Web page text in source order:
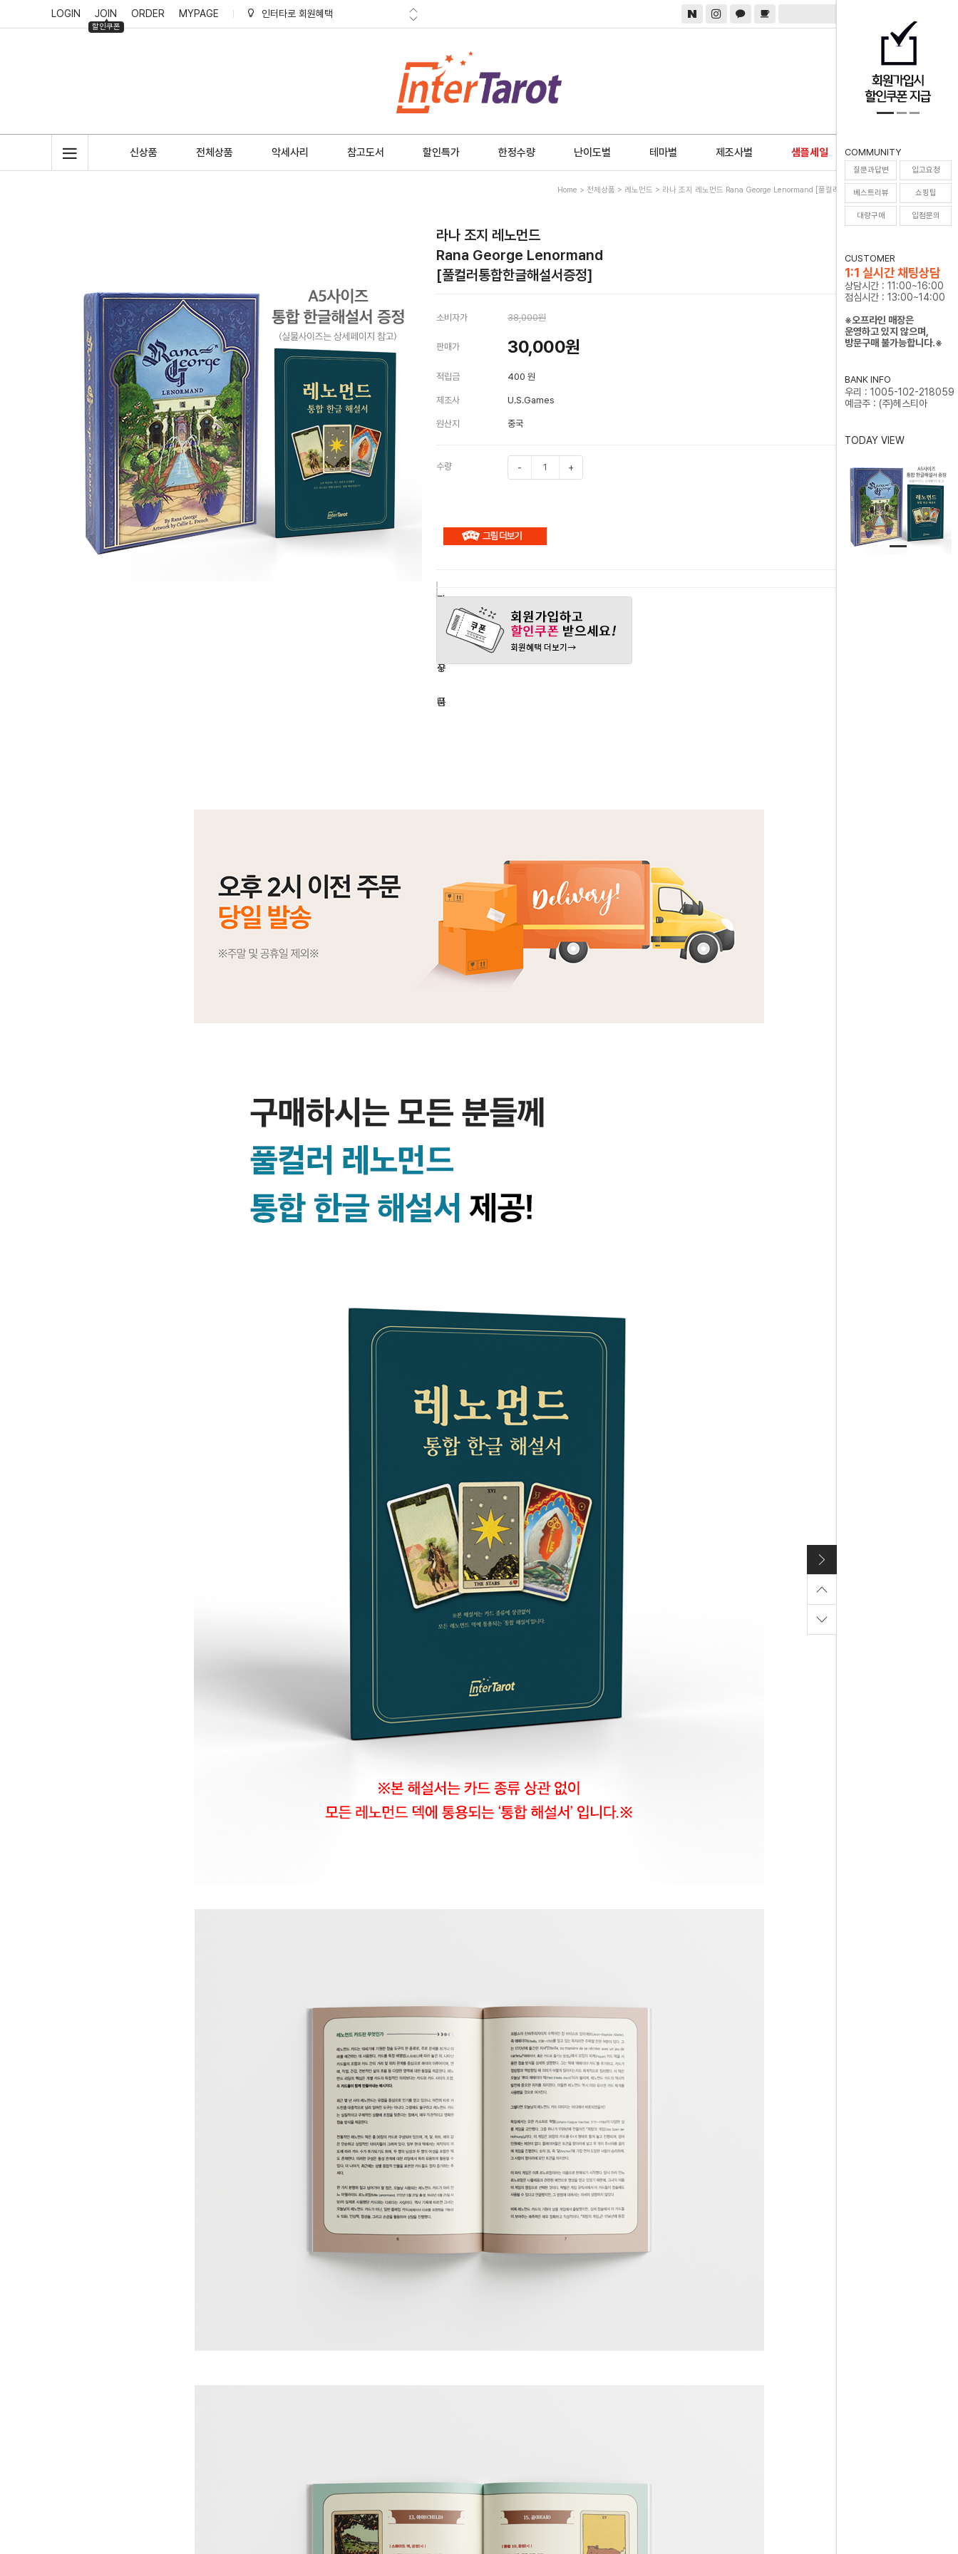
LOGIN JOIN
할인쿠폰
ORDER MYPAGE
인터타로 회원혜택
신상품 전체상품 악세사리 참고도서 할인특가 한정수량 난이도별 테마별 제조사별 샘플세일 0
COMMUNITY
질문과답변 입고요청
베스트리뷰 쇼핑팁
대량구매 입점문의
CUSTOMER
1:1 실시간 채팅상담
상담시간 : 11:00~16:00
점심시간 : 13:00~14:00
※오프라인 매장은
운영하고 있지 않으며,
방문구매 불가능합니다.※
BANK INFO
우리 : 1005-102-218059
예금주 : (주)헤스티아
TODAY VIEW
Home > 전체상품 > 레노먼드 > 라나 조지 레노먼드 Rana George Lenormand [풀컬러통합한글해설서증정]
라나 조지 레노먼드
Rana George Lenormand
[풀컬러통합한글해설서증정]
소비자가 38,000원
판매가 30,000원
적립금 400 원
제조사 U.S.Games
원산지 중국
수량 - +
구
하
기
장
구
니
관
상
품